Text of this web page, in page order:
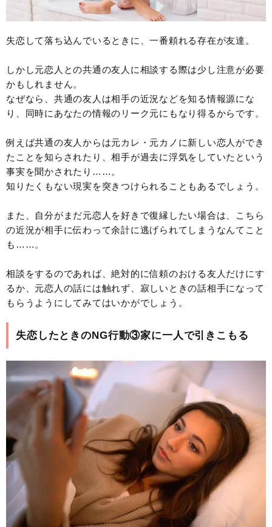
失恋して落ち込んでいるときに、一番頼れる存在が友達。
しかし元恋人との共通の友人に相談する際は少し注意が必要
かもしれません。
なぜなら、共通の友人は相手の近況などを知る情報源にな
り、同時にあなたの情報のリーク元にもなり得るからです。
例えば共通の友人からは元カレ・元カノに新しい恋人ができ
たことを知らされたり、相手が過去に浮気をしていたという
事実を聞かされたり……。
知りたくもない現実を突きつけられることもあるでしょう。
また、自分がまだ元恋人を好きで復縁したい場合は、こちら
の近況が相手に伝わって余計に逃げられてしまうなんてこと
も……。
相談をするのであれば、絶対的に信頼のおける友人だけにす
るか、元恋人の話には触れず、寂しいときの話相手になって
もらうようにしてみてはいかがでしょう。
失恋したときのNG行動③家に一人で引きこもる